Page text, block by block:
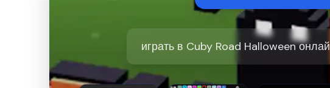
играть в Cuby Road Halloween